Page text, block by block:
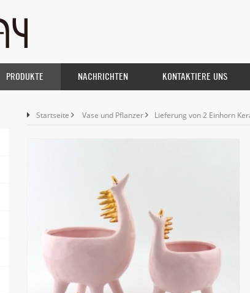
PRODUKTE NACHRICHTEN KONTAKTIERE UNS
Startseite Vase und Pflanzer Lieferung von 2 Einhorn